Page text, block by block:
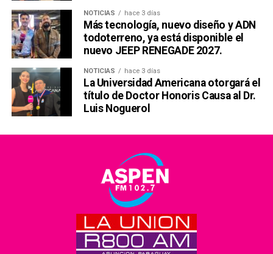
NOTICIAS hace 3 días
Más tecnología, nuevo diseño y ADN
todoterreno, ya está disponible el
nuevo JEEP RENEGADE 2027.
NOTICIAS hace 3 días
La Universidad Americana otorgará el
título de Doctor Honoris Causa al Dr.
Luis Noguerol